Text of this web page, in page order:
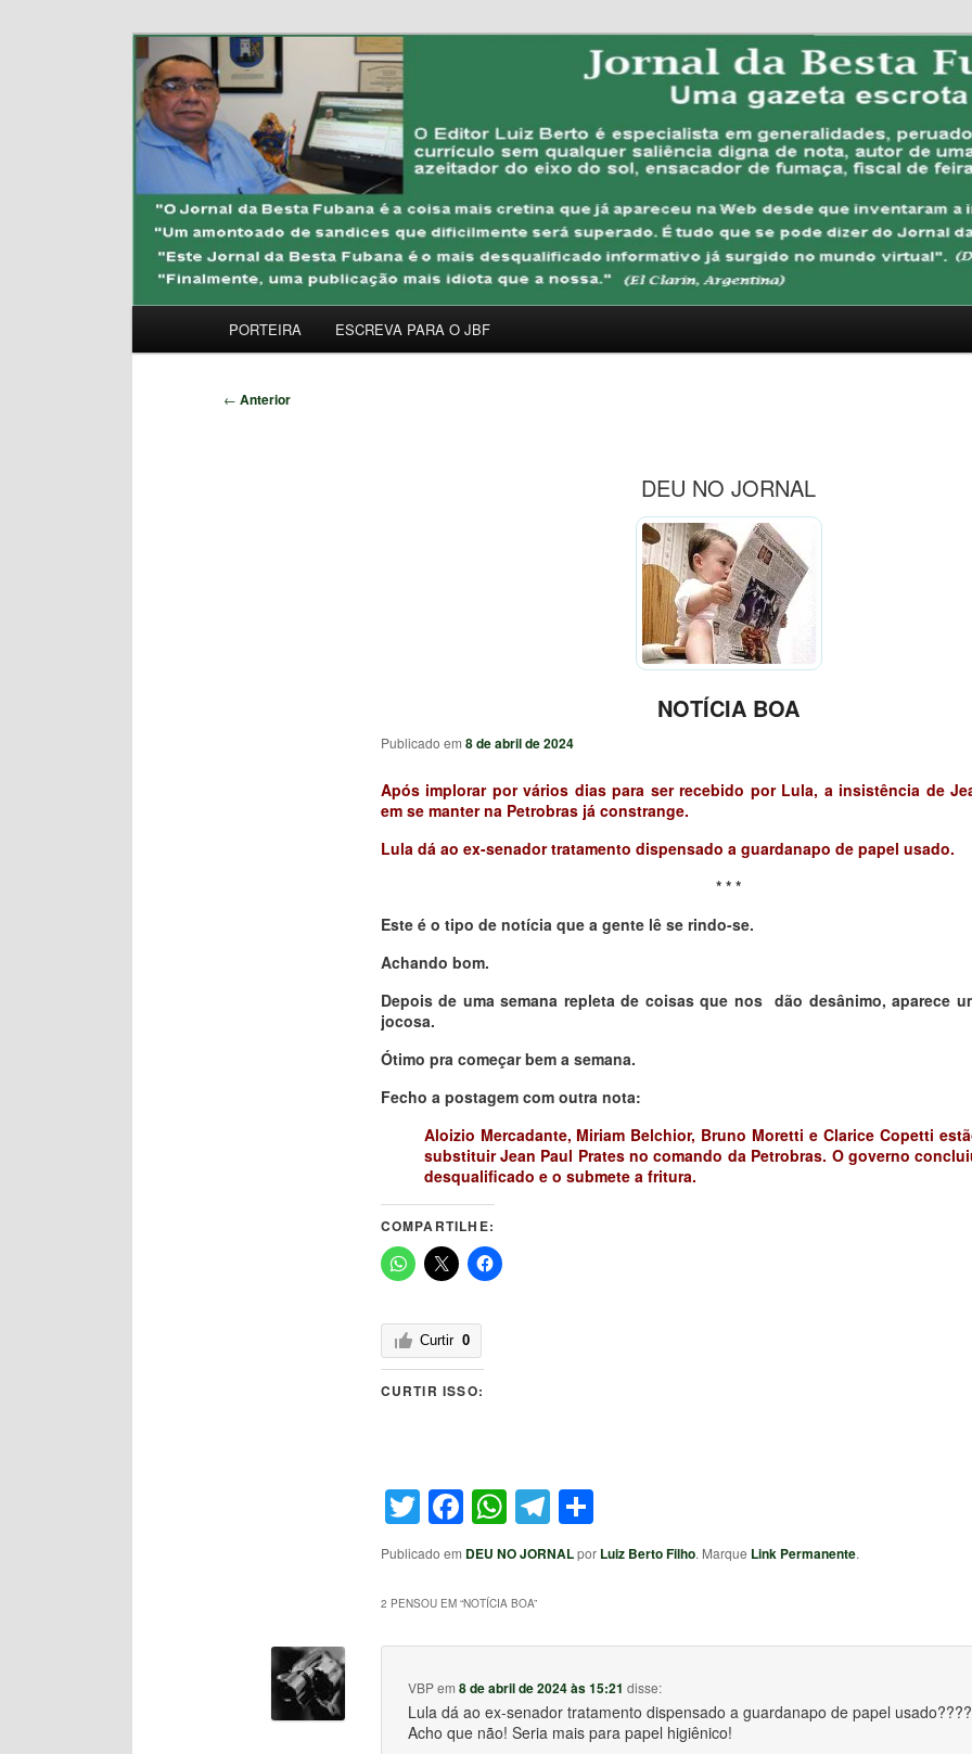
JORNAL DA BESTA FUBANA
Uma Gazeta Escrota
PORTEIRA ESCREVA PARA O JBF
Navegação
← Anterior
DEU NO JORNAL
NOTÍCIA BOA
Publicado em 8 de abril de 2024
Após implorar por vários dias para ser recebido por Lula, a insistência de
em se manter na Petrobras já constrange.
Lula dá ao ex-senador tratamento dispensado a guardanapo de papel usado.
* * *
Este é o tipo de notícia que a gente lê se rindo-se.
Achando bom.
Depois de uma semana repleta de coisas que nos dão desânimo, aparece
jocosa.
Ótimo pra começar bem a semana.
Fecho a postagem com outra nota:
Aloizio Mercadante, Miriam Belchior, Bruno Moretti e Clarice Copetti
substituir Jean Paul Prates no comando da Petrobras. O governo
desqualificado e o submete a fritura.
COMPARTILHE:
Curtir 0
CURTIR ISSO:
Twitter
Facebook
WhatsApp
Telegram
Share
Publicado em DEU NO JORNALpor Luiz Berto Filho. Marque Link Permanente.
2 PENSOU EM “NOTÍCIA BOA”
VBPem8 de abril de 2024 às 15:21 disse:
Lula dá ao ex-senador tratamento dispensado a guardanapo de papel
Acho que não! Seria mais para papel higiênico!